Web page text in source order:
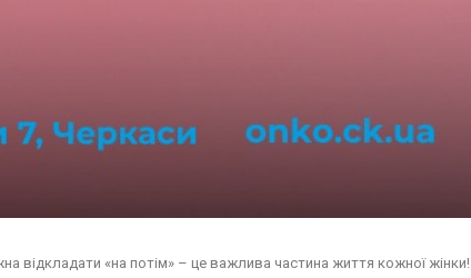
відкладати «на потім» – це важлива частина життя кожної жінки!